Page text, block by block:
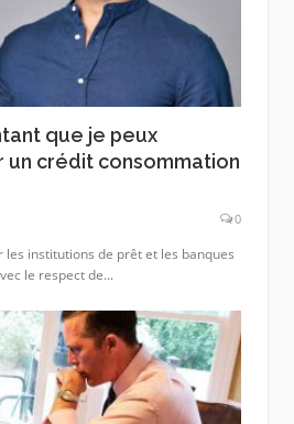
que je peux
un crédit consommation
0
les institutions de prêt et les banques
le respect de...